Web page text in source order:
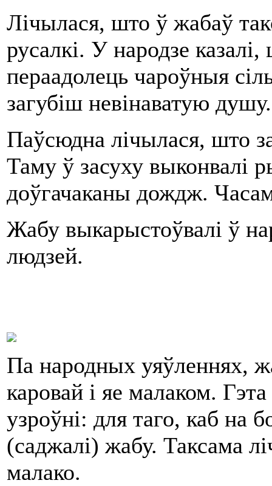
Лiчылася, што ў жабаў
русалкi. У народзе
пераадолець чароўныя
загубiш невiнаватую душу.
Паўсюдна лiчылася, што
Таму ў засуху выконвалi
доўгачаканы дождж.
Жабу выкарыстоўвалi ў
людзей.
Па народных уяўленнях,
каровай i яе малаком.
узроўнi: для таго, каб на
(саджалi) жабу. Таксама
малако.